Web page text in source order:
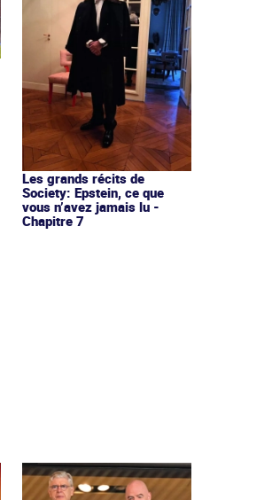
Les grands récits de
Society: Epstein, ce que
vous n’avez jamais lu -
Chapitre 7